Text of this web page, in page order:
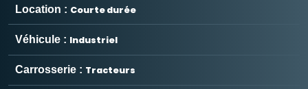
Location : Courte durée
Véhicule : Industriel
Carrosserie : Tracteurs